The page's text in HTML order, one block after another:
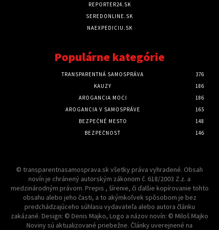
REPORTER24.SK
SEREDONLINE.SK
NAEXPEDICIU.SK
Populárne kategórie
TRANSPARENTNÁ SAMOSPRÁVA
376
KAUZY
186
AROGANCIA MOCI
186
AROGANCIA V SAMOSPRÁVE
165
BEZPEČNÉ MESTO
148
BEZPEČNOSŤ
146
© transparentnasamosprava.sk všetky práva vyhradené. Obsah
novín je chránený autorským zákonom č. 618/2003 Z.z. a
medzinárodným právom. Prepis , šírenie, či ďalšie kopírovanie tohto
obsahu alebo jeho časti, a to akýmkoľvek spôsobom je bez
predchádzajúceho súhlasu vydavateľa alebo autora článku
zakázané. Design: © Denis Majko, Logo a názov novín: © Miloš Majko
Noviny sú aktualizované priebežne. Články uverejnené na